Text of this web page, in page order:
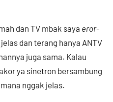
dan TV mbak saya eror-
dan terang hanya ANTV
juga sama. Kalau
ya sinetron bersambung
nggak jelas.